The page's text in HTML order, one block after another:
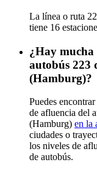
La línea o ruta
tiene 16
¿Hay mucha
autobús 223
(Hamburg)?
Puedes
de afluencia del
(Hamburg) en la
ciudades o
los niveles de
de autobús.